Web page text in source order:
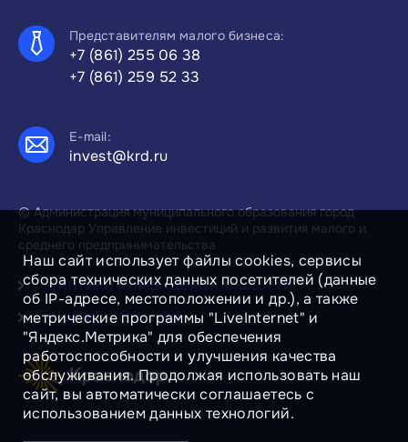
Представителям малого бизнеса:
+7 (861) 255 06 38
+7 (861) 259 52 33
E-mail:
invest@krd.ru
© Администрация муниципального образования город
Краснодар Управление инвестиций и развития малого и
среднего предпринимательства
Политика конфиденциальности
Политика Cookies
Наш сайт использует файлы cookies, сервисы
сбора технических данных посетителей (данные
об IP-адресе, местоположении и др.), а также
метрические программы "LiveInternet" и
"Яндекс.Метрика" для обеспечения
работоспособности и улучшения качества
обслуживания. Продолжая использовать наш
сайт, вы автоматически соглашаетесь с
использованием данных технологий.